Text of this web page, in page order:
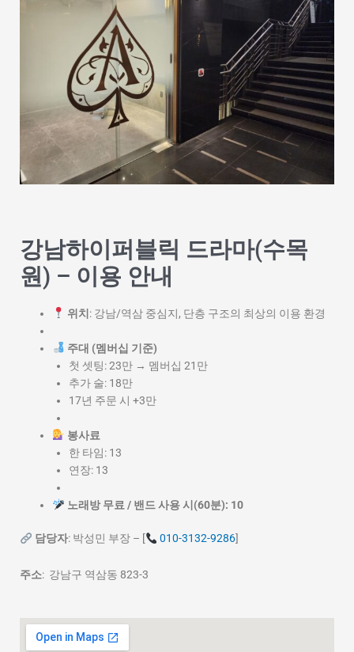
강남하이퍼블릭 드라마(수목
원) – 이용 안내
위치 : 강남/역삼 중심지, 단층 구조의 최상의 이용 환경
주대 (멤버십 기준)
첫 셋팅: 23만 → 멤버십 21만
추가 술: 18만
17년 주문 시 +3만
봉사료
한 타임: 13
연장: 13
노래방 무료 / 밴드 사용 시(60분): 10
담당자: 박성민 부장 – [ 010-3132-9286]
주소: 강남구 역삼동 823-3